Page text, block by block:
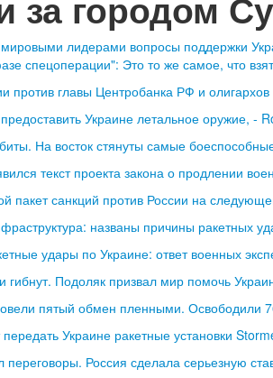
лидерами вопросы поддержки
спецоперации": Это то же самое, что
против главы Центробанка РФ и олигархов
Украине летальное оружие, -
На восток стянуты самые
текст проекта закона о продлении
пакет санкций против России на
названы причины ракетных
удары по Украине: ответ военных
гибнут. Подоляк призвал мир помочь
пятый обмен пленными. Освободили
Украине ракетные установки
Россия сделала серьезную